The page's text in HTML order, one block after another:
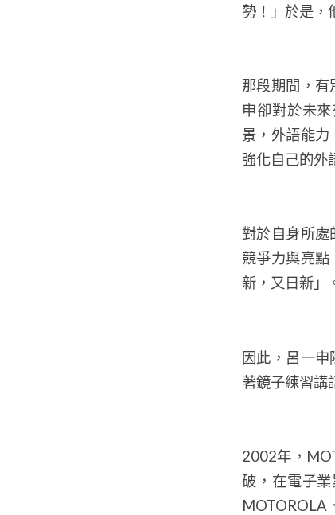
勢！」於是，
那段期間，
申卻對於未
景，外語能
強化自己的外
對於自身所處
競爭力與亮
新，又日新」
因此，呂一
著鏡子練習講
2002年，
破，在電子
MOTOROLA